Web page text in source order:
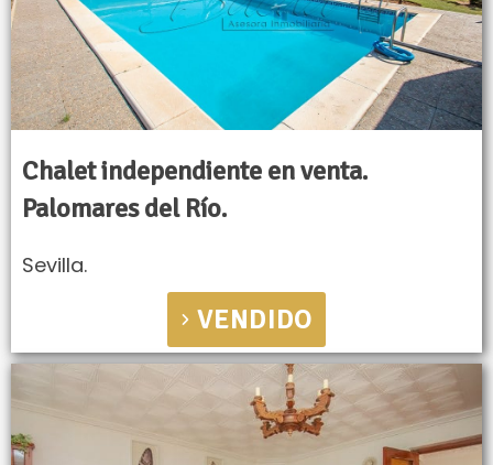
Chalet independiente en venta.
Palomares del Río.
Sevilla.
VENDIDO